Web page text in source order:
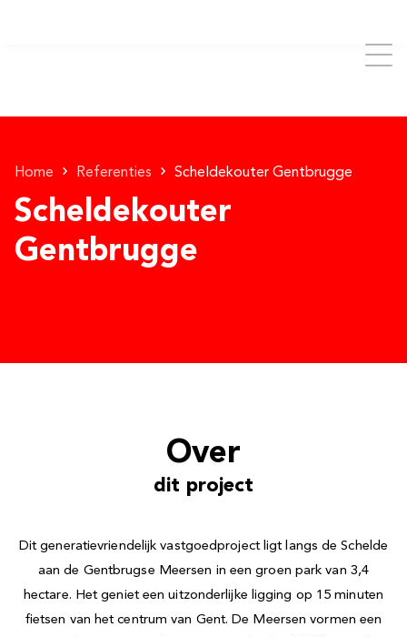
Home Referenties Scheldekouter Gentbrugge
Scheldekouter
Gentbrugge
Over
dit project
Dit generatievriendelijk vastgoedproject ligt langs de Schelde
aan de Gentbrugse Meersen in een groen park van 3,4
hectare. Het geniet een uitzonderlijke ligging op 15 minuten
fietsen van het centrum van Gent. De Meersen vormen een